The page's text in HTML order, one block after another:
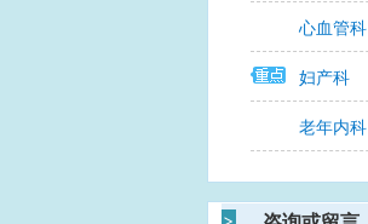
心血管科
妇产科
老年内科